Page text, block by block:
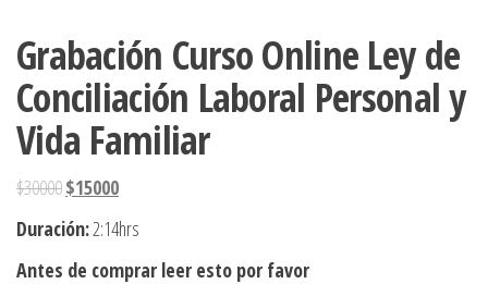
Grabación Curso Online Ley de
Conciliación Laboral Personal y
Vida Familiar
$30000$15000
Duración:2:14hrs
Antes de comprar leer esto por favor